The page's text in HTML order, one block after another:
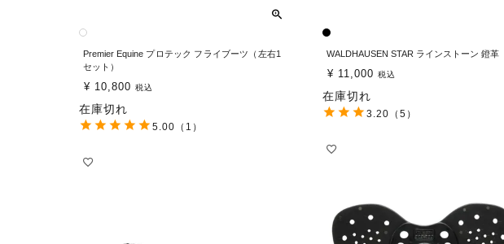
Premier Equine プロテック フライブーツ（左右1
セット）
¥ 10,800 税込
在庫切れ
5.00 （1）
WALDHAUSEN STAR ラインストーン 鐙革
¥ 11,000 税込
在庫切れ
3.20 （5）